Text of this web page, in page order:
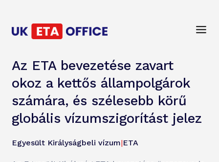
Az ETA bevezetése zavart
okoz a kettős állampolgárok
számára, és szélesebb körű
globális vízumszigorítást jelez
Egyesült Királyságbeli vízum|ETA